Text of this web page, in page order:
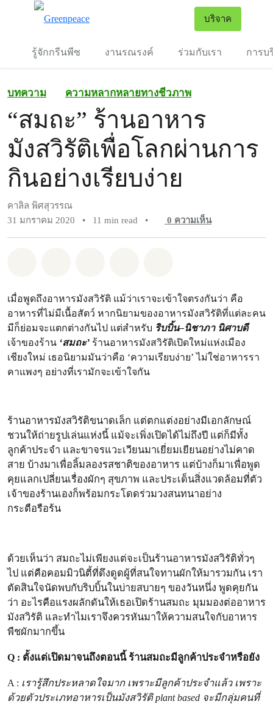
บริจาค
รู้จักกรีนพีซ งานรณรงค์ ร่วมกับเรา การบ
บทความ ความหลากหลายทางชีวภาพ
“สมถะ” ร้านอาหาร
มังสวิรัติเพื่อโลกผ่านการ
กินอย่างเรียบง่าย
คาลิล พิศสุวรรณ
31 มกราคม 2020
• 11 min read • 0 ความเห็น
เมื่อพูดถึงอาหารมังสวิรัติ แม้ว่าเราจะเข้าใจตรงกันว่า คือ
อาหารที่ไม่มีเนื้อสัตว์ หากนิยามของอาหารมังสวิรัติที่แต่ละคน
มีก็ย่อมจะแตกต่างกันไป แต่สำหรับ ริบบิ้น–นิชาภา นิศาบดี
เจ้าของร้าน ‘สมถะ’ ร้านอาหารมังสวิรัติเปิดใหม่แห่งเมือง
เชียงใหม่ เธอนิยามมันว่าคือ ‘ความเรียบง่าย’ ไม่ใช่อาหารรา
คาแพงๆ อย่างที่เรามักจะเข้าใจกัน
ร้านอาหารมังสวิรัติขนาดเล็ก แต่ตกแต่งอย่างมีเอกลักษณ์
ชวนให้ถ่ายรูปเล่นแห่งนี้ แม้จะเพิ่งเปิดได้ไม่ถึงปี แต่ก็มีทั้ง
ลูกค้าประจำ และขาจรแวะเวียนมาเยี่ยมเยียนอย่างไม่คาด
สาย บ้างมาเพื่อลิ้มลองรสชาติของอาหาร แต่บ้างก็มาเพื่อพูด
คุยแลกเปลี่ยนเรื่องผักๆ สุขภาพ และประเด็นสิ่งแวดล้อมที่ตัว
เจ้าของร้านเองก็พร้อมกระโดดร่วมวงสนทนาอย่าง
กระตือรือร้น
ด้วยเห็นว่า สมถะไม่เพียงแต่จะเป็นร้านอาหารมังสวิรัติทั่วๆ
ไป แต่คือคอมมิวนิตี้ที่ดึงดูดผู้ที่สนใจทานผักให้มารวมกัน เรา
ตัดสินใจนัดพบกับริบบิ้นในบ่ายสบายๆ ของวันหนึ่ง พูดคุยกัน
ว่า อะไรคือแรงผลักดันให้เธอเปิดร้านสมถะ มุมมองต่ออาหาร
มังสวิรัติ และทำไมเราจึงควรหันมาให้ความสนใจกับอาหาร
พืชผักมากขึ้น
Q : ตั้งแต่เปิดมาจนถึงตอนนี้ ร้านสมถะมีลูกค้าประจำหรือยัง
A : เรารู้สึกประหลาดใจมาก เพราะมีลูกค้าประจำแล้ว เพราะ
ด้วยตัวประเภทอาหารเป็นมังสวิรัติ plant based จะมีกลุ่มคนที่